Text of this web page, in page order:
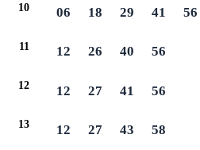
10 06 18 29 41 56
11 12 26 40 56
12 12 27 41 56
13 12 27 43 58